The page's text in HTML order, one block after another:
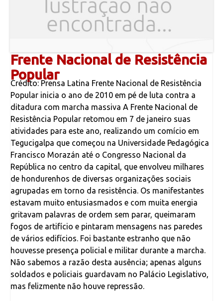
Frente Nacional de Resistência
Popular
Crédito: Prensa Latina Frente Nacional de Resistência
Popular inicia o ano de 2010 em pé de luta contra a
ditadura com marcha massiva A Frente Nacional de
Resistência Popular retomou em 7 de janeiro suas
atividades para este ano, realizando um comício em
Tegucigalpa que começou na Universidade Pedagógica
Francisco Morazán até o Congresso Nacional da
República no centro da capital, que envolveu milhares
de hondurenhos de diversas organizações sociais
agrupadas em torno da resistência. Os manifestantes
estavam muito entusiasmados e com muita energia
gritavam palavras de ordem sem parar, queimaram
fogos de artifício e pintaram mensagens nas paredes
de vários edifícios. Foi bastante estranho que não
houvesse presença policial e militar durante a marcha.
Não sabemos a razão desta ausência; apenas alguns
soldados e policiais guardavam no Palácio Legislativo,
mas felizmente não houve repressão.